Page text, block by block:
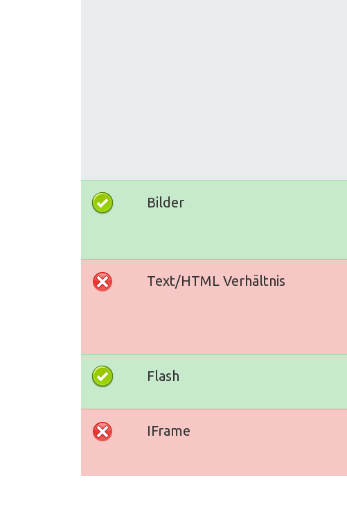
Bilder
Text/HTML Verhältnis
Flash
IFrame